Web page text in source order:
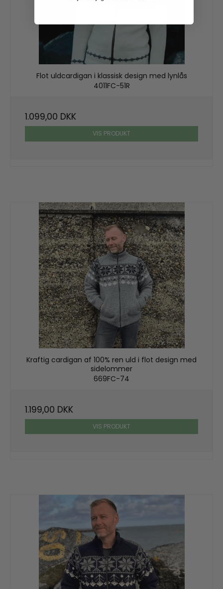
Flot uldcardigan i klassisk design med lynlås
4011FC-51R
1.099,00 DKK
VIS PRODUKT
Kraftig cardigan af 100% ren uld i flot design med
sidelommer
669FC-74
1.199,00 DKK
VIS PRODUKT